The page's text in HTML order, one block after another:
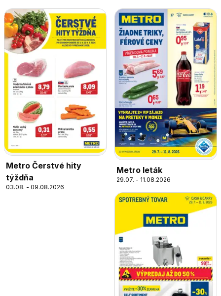
Metro Čerstvé hity
týždňa
03.08. - 09.08.2026
Metro leták
29.07. - 11.08.2026